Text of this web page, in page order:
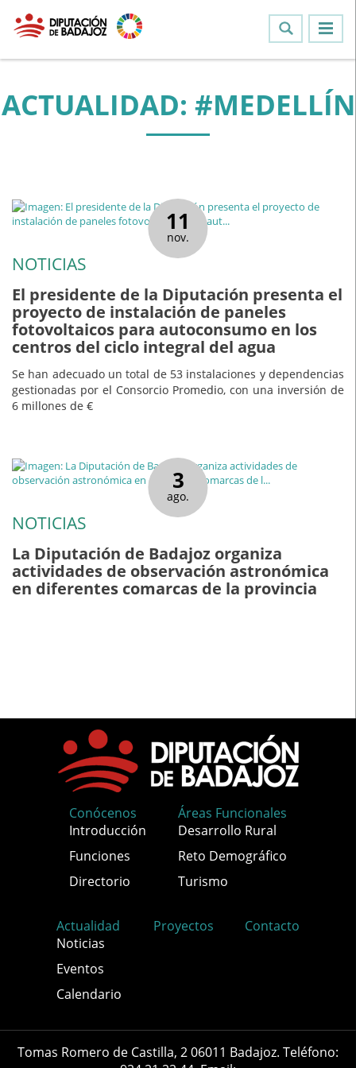
ACTUALIDAD: #MEDELLÍN
11
nov.
NOTICIAS
El presidente de la Diputación presenta el
proyecto de instalación de paneles
fotovoltaicos para autoconsumo en los
centros del ciclo integral del agua
Se han adecuado un total de 53 instalaciones y dependencias
gestionadas por el Consorcio Promedio, con una inversión de
6 millones de €
3
ago.
NOTICIAS
La Diputación de Badajoz organiza
actividades de observación astronómica
en diferentes comarcas de la provincia
Conócenos
Introducción
Funciones
Directorio
Áreas Funcionales
Desarrollo Rural
Reto Demográfico
Turismo
Actualidad
Noticias
Eventos
Calendario
Proyectos Contacto
Tomas Romero de Castilla, 2 06011 Badajoz. Teléfono: